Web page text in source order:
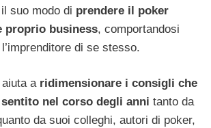
suo modo di prendere il poker
proprio business, comportandosi
di se stesso.
aridimensionare i consigli che
nel corso degli anni tanto da
da suoi colleghi, autori di poker,